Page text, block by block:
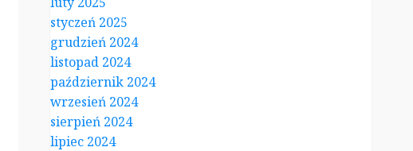
styczeń 2025
grudzień 2024
listopad 2024
październik 2024
wrzesień 2024
sierpień 2024
lipiec 2024